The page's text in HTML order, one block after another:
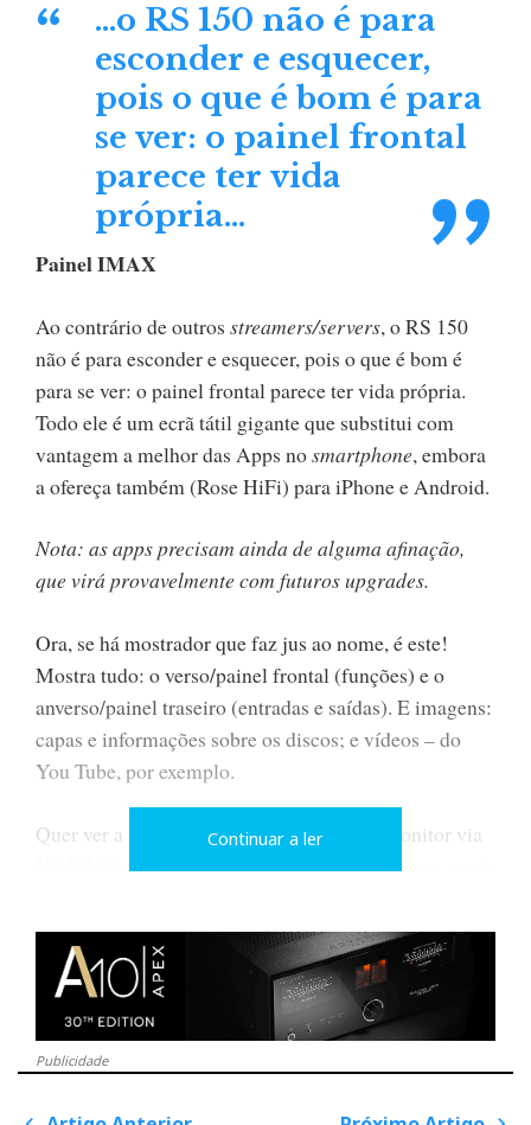
…o RS 150 não é para
esconder e esquecer,
pois o que é bom é para
se ver: o painel frontal
parece ter vida
própria…
Painel IMAX
Ao contrário de outros streamers/servers, o RS 150
não é para esconder e esquecer, pois o que é bom é
para se ver: o painel frontal parece ter vida própria.
Todo ele é um ecrã tátil gigante que substitui com
vantagem a melhor das Apps nosmartphone, embora
a ofereça também (Rose HiFi) para iPhone e Android.
Nota: as apps precisam ainda de alguma afinação,
que virá provavelmente com futuros upgrades.
Ora, se há mostrador que faz jus ao nome, é este!
Mostra tudo: o verso/painel frontal (funções) e o
anverso/painel traseiro (entradas e saídas). E imagens:
capas e informações sobre os discos; e vídeos – do
You Tube, por exemplo.
Quer ver a imagem maior? Ligue-o a um monitor via
HDMI. Ou à sua SmartTV via HDMI/ARC para ouvir
opção, pois dediquei-me a explorar as virtudes
audiófilas, que são muitas.
Modo de Utilizar: vá pelos seus dedos…
Continuar a ler
Publicidade